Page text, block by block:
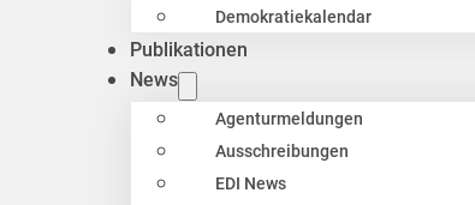
Demokratiekalendar
Publikationen
News
Agenturmeldungen
Ausschreibungen
EDI News